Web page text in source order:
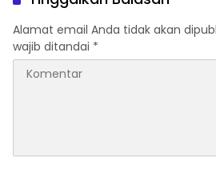
Alamat email Anda tidak akan
wajib ditandai *